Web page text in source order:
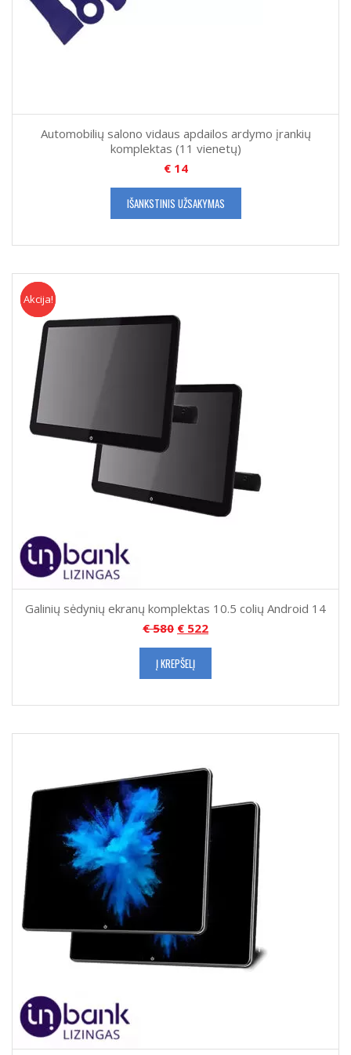
Automobilių salono vidaus apdailos ardymo įrankių
komplektas (11 vienetų)
€14
IŠANKSTINIS UŽSAKYMAS
Akcija
Akcija!
Galinių sėdynių ekranų komplektas 10.5 colių Android 14
€580 € 522
Į KREPŠELĮ